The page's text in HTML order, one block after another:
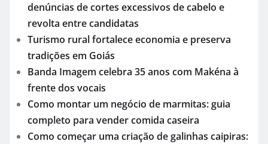
denúncias de cortes excessivos de cabelo e
revolta entre candidatas
Turismo rural fortalece economia e preserva
tradições em Goiás
Banda Imagem celebra 35 anos com Makéna à
frente dos vocais
Como montar um negócio de marmitas: guia
completo para vender comida caseira
Como começar uma criação de galinhas caipiras: